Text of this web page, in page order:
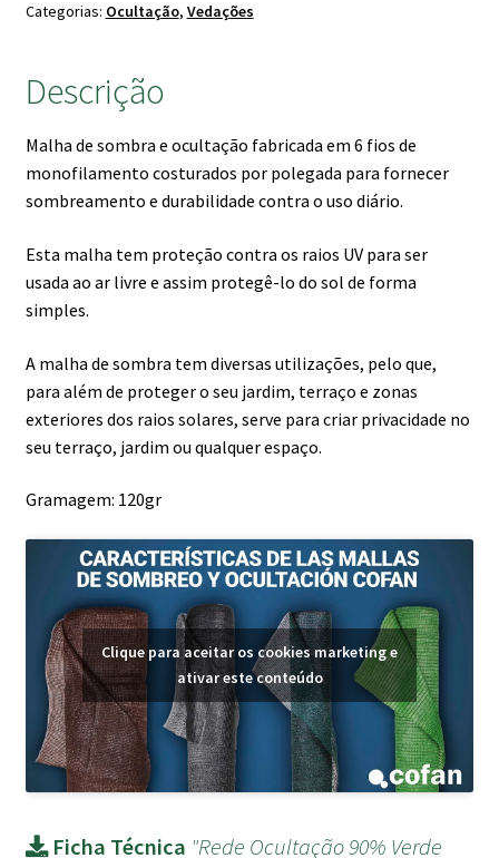
Verde
Categorias: Ocultação, Vedações
Descrição
Malha de sombra e ocultação fabricada em 6 fios de
monofilamento costurados por polegada para fornecer
sombreamento e durabilidade contra o uso diário.
Esta malha tem proteção contra os raios UV para ser
usada ao ar livre e assim protegê-lo do sol de forma
simples.
A malha de sombra tem diversas utilizações, pelo que,
para além de proteger o seu jardim, terraço e zonas
exteriores dos raios solares, serve para criar privacidade no
seu terraço, jardim ou qualquer espaço.
Gramagem: 120gr
Clique para aceitar os cookies marketing e
ativar este conteúdo
Ficha Técnica "Rede Ocultação 90% Verde